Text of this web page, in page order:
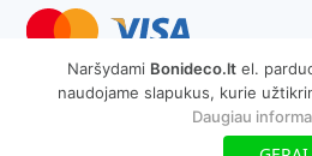
Svetainių Kūrimas
Naršydami Bonideco.lt el.
naudojame slapukus, kurie
Daugiau